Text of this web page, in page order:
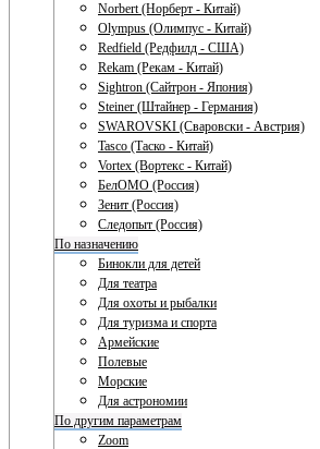
Norbert (Норберт - Китай)
Olympus (Олимпус - Китай)
Redfield (Редфилд - США)
Rekam (Рекам - Китай)
Sightron (Сайтрон - Япония)
Steiner (Штайнер - Германия)
SWAROVSKI (Сваровски - Австрия)
Tasco (Таско - Китай)
Vortex (Вортекс - Китай)
БелОМО (Россия)
Зенит (Россия)
Следопыт (Россия)
По назначению
Бинокли для детей
Для театра
Для охоты и рыбалки
Для туризма и спорта
Армейские
Полевые
Морские
Для астрономии
По другим параметрам
Zoom